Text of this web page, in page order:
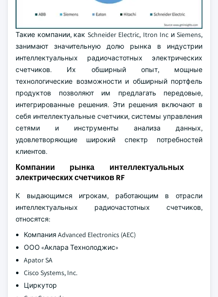
Такие компании, как Schneider Electric, Itron Inc и Siemens,
занимают значительную долю рынка в индустрии
интеллектуальных радиочастотных электрических
счетчиков. Их обширный опыт, мощные
технологические возможности и обширный портфель
продуктов позволяют им предлагать передовые,
интегрированные решения. Эти решения включают в
себя интеллектуальные счетчики, системы управления
сетями и инструменты анализа данных,
удовлетворяющие широкий спектр потребностей
клиентов.
Компании рынка интеллектуальных
электрических счетчиков RF
К выдающимся игрокам, работающим в отрасли
интеллектуальных радиочастотных счетчиков,
относятся:
Компания Advanced Electronics (AEC)
ООО «Аклара Технолоджис»
Apator SA
Cisco Systems, Inc.
Циркутор